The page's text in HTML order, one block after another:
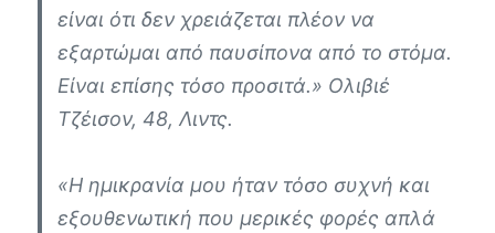
είναι ότι δεν χρειάζεται πλέον να
εξαρτώμαι από παυσίπονα από το στόμα.
Είναι επίσης τόσο προσιτά.» Ολιβιέ
Τζέισον, 48, Λιντς.
«Η ημικρανία μου ήταν τόσο συχνή και
εξουθενωτική που μερικές φορές απλά